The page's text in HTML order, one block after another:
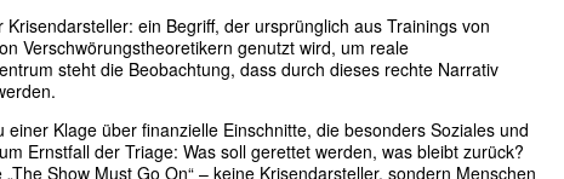
ein Begriff, der ursprünglich aus Trainings von
Verschwörungstheoretikern genutzt wird, um reale
steht die Beobachtung, dass durch dieses rechte Narrativ
Klage über finanzielle Einschnitte, die besonders Soziales und
Ernstfall der Triage: Was soll gerettet werden, was bleibt zurück?
Show Must Go On“ – keine Krisendarsteller, sondern Menschen